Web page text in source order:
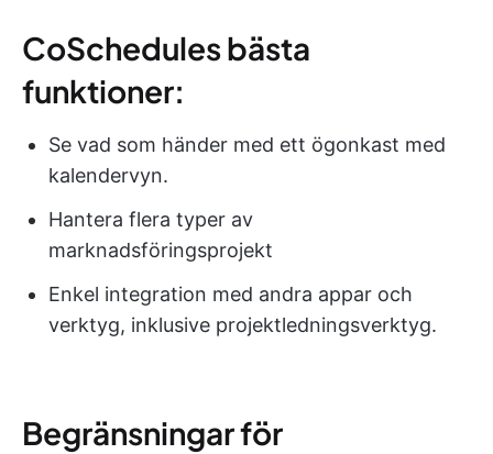
CoSchedules bästa
funktioner:
Se vad som händer med ett ögonkast med
kalendervyn.
Hantera flera typer av
marknadsföringsprojekt
Enkel integration med andra appar och
verktyg, inklusive projektledningsverktyg.
Begränsningar för